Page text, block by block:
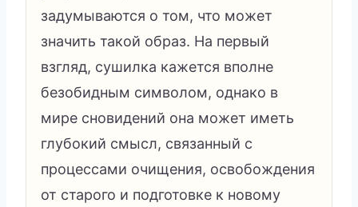
задумываются о том, что может
значить такой образ. На первый
взгляд, сушилка кажется вполне
безобидным символом, однако в
мире сновидений она может иметь
глубокий смысл, связанный с
процессами очищения, освобождения
от старого и подготовке к новому